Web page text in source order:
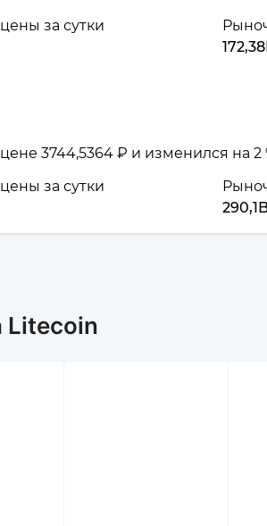
за сутки
3744,5364 ₽ и изменился на 2
за сутки
Litecoin